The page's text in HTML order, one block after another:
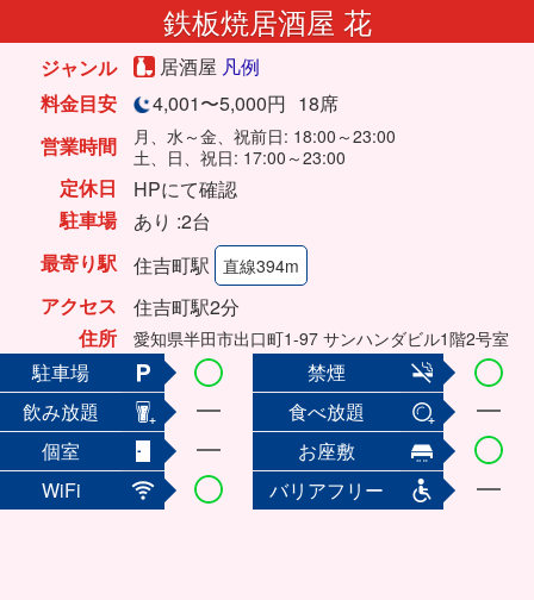
鉄板焼居酒屋 花
ジャンル 居酒屋 凡例
料金目安
4,001〜5,000円 18席
営業時間
月、水～金、祝前日: 18:00～23:00
土、日、祝日: 17:00～23:00
定休日
HPにて確認
駐車場
あり :2台
最寄り駅
住吉町駅 直線394m
アクセス
住吉町駅2分
住所
愛知県半田市出口町1-97 サンハンダビル1階2号室
駐車場
禁煙
飲み放題
食べ放題
個室
お座敷
WiFi
バリアフリー